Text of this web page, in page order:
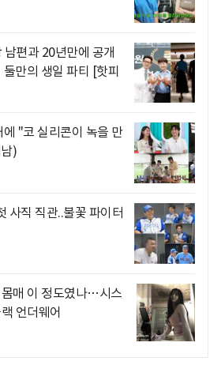
편과 20년만에 공개
만의 생일 파티 [핫피
에 "코 실리콘이 녹을 만
)
사직 직관..불꽃 파이터
매 이 정도였나…시스
언더웨어